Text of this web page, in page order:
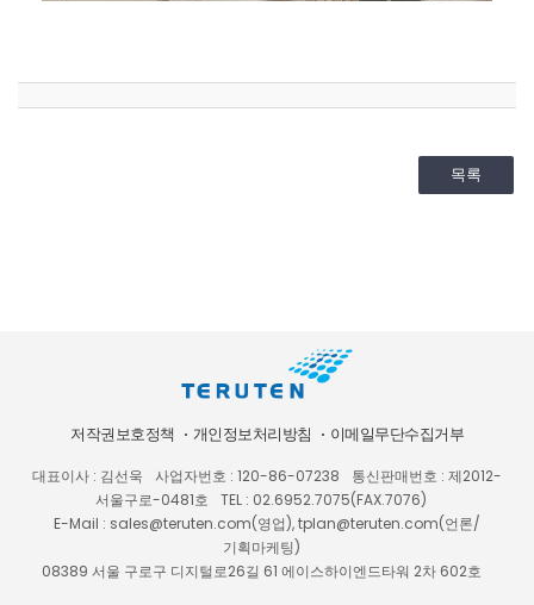
목록
저작권보호정책 개인정보처리방침 이메일무단수집거부
대표이사 : 김선욱 사업자번호 : 120-86-07238
통신판매번호 : 제2012-
서울구로-0481호
TEL : 02.6952.7075(FAX.7076)
E-Mail : sales@teruten.com(영업), tplan@teruten.com(언론/
기획마케팅)
08389 서울 구로구 디지털로26길 61 에이스하이엔드타워 2차 602호